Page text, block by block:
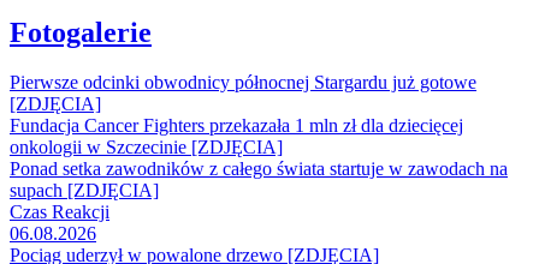
Fotogalerie
Pierwsze odcinki obwodnicy północnej Stargardu już gotowe
[ZDJĘCIA]
Fundacja Cancer Fighters przekazała 1 mln zł dla dziecięcej
onkologii w Szczecinie [ZDJĘCIA]
Ponad setka zawodników z całego świata startuje w zawodach na
supach [ZDJĘCIA]
Czas Reakcji
06.08.2026
Pociąg uderzył w powalone drzewo [ZDJĘCIA]